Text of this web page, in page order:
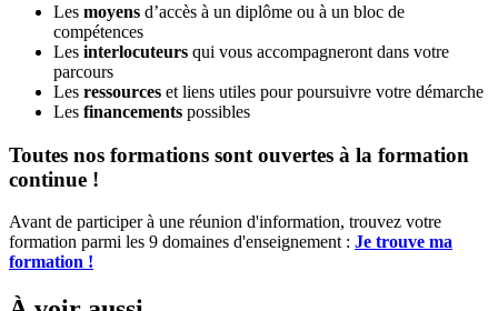
Les moyens d’accès à un diplôme ou à un bloc de
compétences
Les interlocuteurs qui vous accompagneront dans votre
parcours
Les ressources et liens utiles pour poursuivre votre démarche
Les financements possibles
Toutes nos formations sont ouvertes à la formation
continue !
Avant de participer à une réunion d'information, trouvez votre
formation parmi les 9 domaines d'enseignement : Je trouve ma
formation !